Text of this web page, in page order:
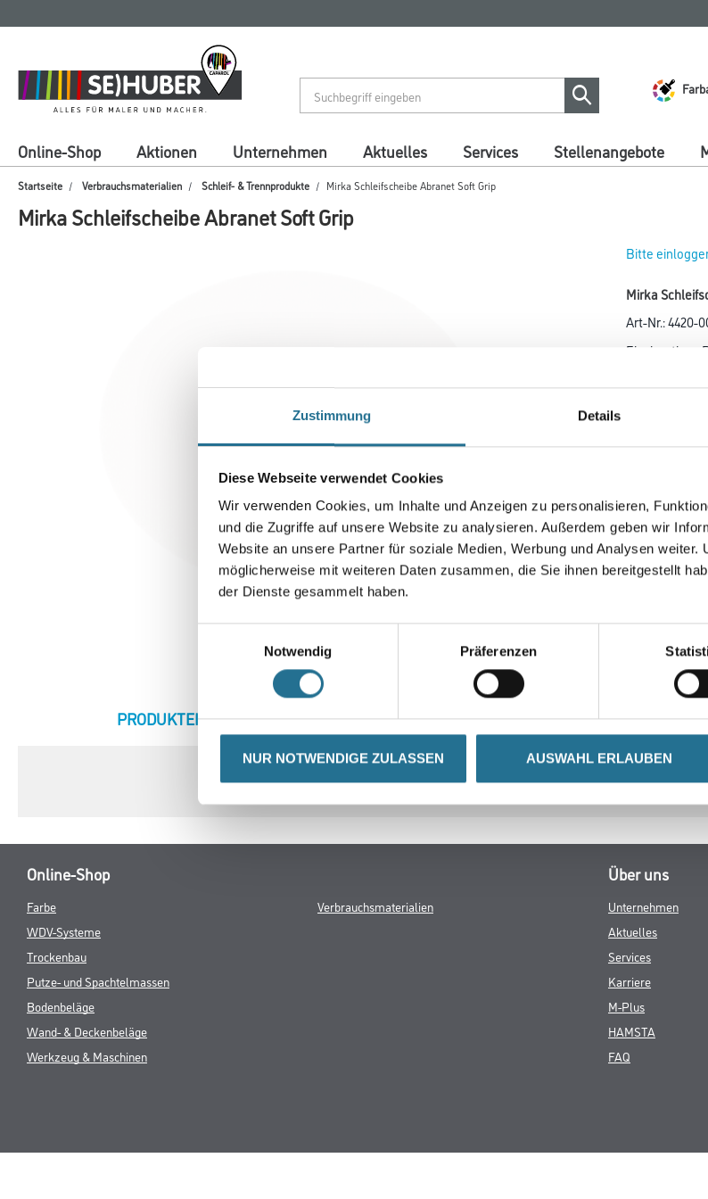
Zustimmung Details
Diese Webseite verwendet Cookies
Wir verwenden Cookies, um Inhalte und Anzeigen zu personalisieren,
und die Zugriffe auf unsere Website zu analysieren. Außerdem geben wir
Website an unsere Partner für soziale Medien, Werbung und Analysen
möglicherweise mit weiteren Daten zusammen, die Sie ihnen bereitgestellt
der Dienste gesammelt haben.
Notwendig
Präferenzen
NUR NOTWENDIGE ZULASSEN AUSWAHL ERLAUBEN
springen
springen
Online-Shop Aktionen Unternehmen Aktuelles Services Stellenangebote
Startseite Verbrauchsmaterialien Schleif- & Trennprodukte Mirka Schleifscheibe Abranet Soft Grip
Mirka Schleifscheibe Abranet Soft Grip
Bitte
Mirka
Art-Nr.:4420-
Einzigartiges
zahlreiche
CURRENT
PRODUKTEIGENSCHAFTEN ZUSATZINFOS GEFAHRENHINWEISE
Online-Shop
Farbe
WDV-Systeme
Trockenbau
Putze- und Spachtelmassen
Bodenbeläge
Wand- & Deckenbeläge
Werkzeug & Maschinen
Verbrauchsmaterialien
Über uns
Unternehmen
Aktuelles
Services
Karriere
M-Plus
HAMSTA
FAQ